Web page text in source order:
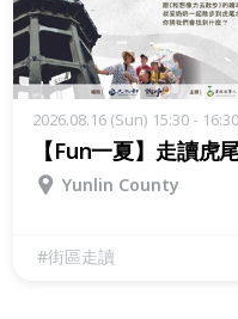
2026.08.16 (Sun) 15:30 - 16:30
【Fun一夏】走讀虎
Yunlin County
#街區走讀